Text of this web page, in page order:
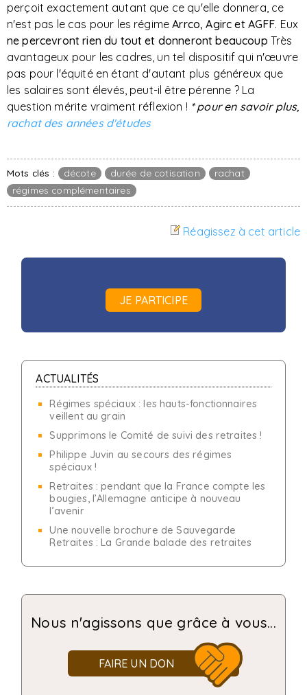
perçoit exactement autant que ce qu'elle donnera, ce
n'est pas le cas pour les régimeArrco, Agirc et AGFF. Eux
ne percevront rien du tout et donneront beaucoup Très
avantageux pour les cadres, un tel dispositif qui n'œuvre
pas pour l'équité en étant d'autant plus généreux que
les salaires sont élevés, peut-il être pérenne ? La
question mérite vraiment réflexion ! * pour en savoir plus,
rachat des années d'études
Mots clés : décote durée de cotisation
rachat
régimes complémentaires
Réagissez à cet article
JE PARTICIPE
ACTUALITÉS
Régimes spéciaux : les hauts-fonctionnaires
veillent au grain
Supprimons le Comité de suivi des retraites !
Philippe Juvin au secours des régimes
spéciaux !
Retraites : pendant que la France compte les
bougies, l’Allemagne anticipe à nouveau
l’avenir
Une nouvelle brochure de Sauvegarde
Retraites : La Grande balade des retraites
Nous n'agissons que grâce à vous...
FAIRE UN DON